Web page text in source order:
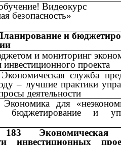
Видеокурс
безопасность»
и
и мониторинг
инвестиционного проекта
служба
– лучшие практики
деятельности
для
бюджетирование и
Экономическая
инвестиционных